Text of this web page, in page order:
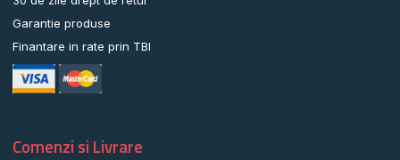
Garantie produse
Finantare in rate prin TBI
Comenzi si Livrare